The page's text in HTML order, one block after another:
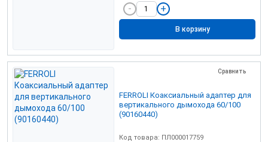
В корзину
Сравнить
FERROLI Коаксиальный адаптер для
вертикального дымохода 60/100
(90160440)
Код товара: ПЛ000017759